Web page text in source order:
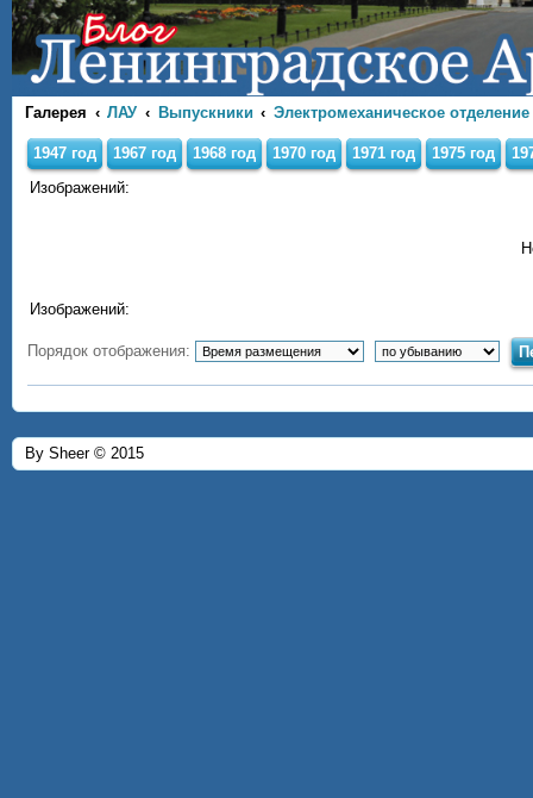
Галерея ЛАУ Выпускники Электромеханическое отделение
1947 год 1967 год 1968 год 1970 год 1971 год 1975 год
Изображений:
Изображений:
Порядок отображения:
By Sheer © 2015